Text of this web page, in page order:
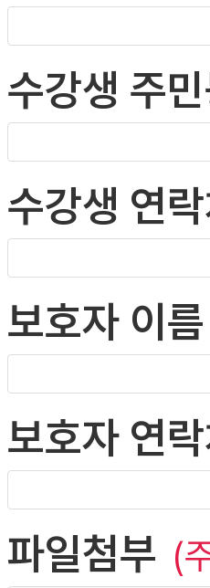
수강생 주
수강생 연
보호자 이
보호자 연
파일첨부 (